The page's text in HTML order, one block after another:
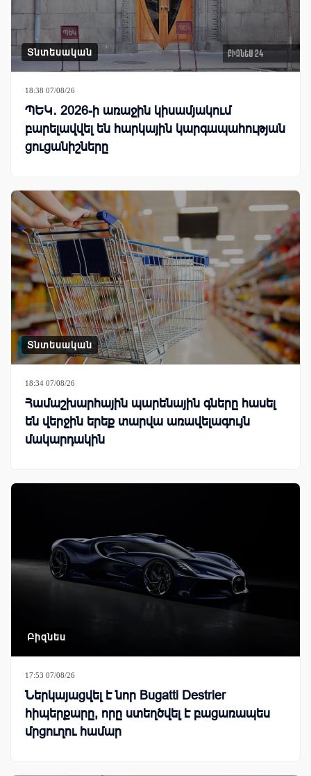
Տնտեսական
18:38 07/08/26
ՊԵԿ․ 2026-ի առաջին կիսամյակում
բարելավվել են հարկային կարգապահության
ցուցանիշները
Տնտեսական
18:34 07/08/26
Համաշխարհային պարենային գները հասել
են վերջին երեք տարվա առավելագույն
մակարդակին
Բիզնես
17:53 07/08/26
Ներկայացվել է նոր Bugatti Destrier
հիպերքարը, որը ստեղծվել է բացառապես
մրցուղու համար